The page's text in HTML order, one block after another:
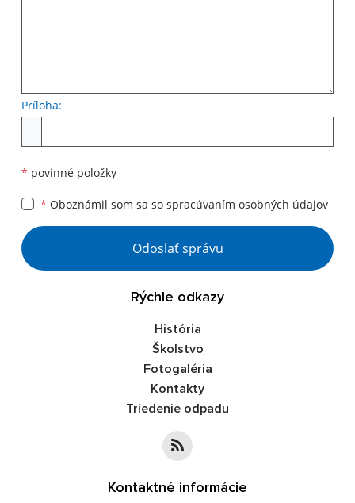
Príloha:
* povinné položky
* Oboznámil som sa so spracúvaním osobných údajov
Google reCaptcha Response
Odoslať správu
Rýchle odkazy
História
Školstvo
Fotogaléria
Kontakty
Triedenie odpadu
Kontaktné informácie